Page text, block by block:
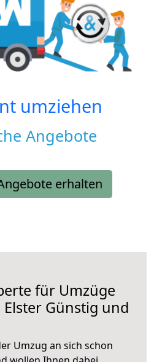
umziehen
Angebote
erhalten
für Umzüge
Günstig und
Umzug an sich schon